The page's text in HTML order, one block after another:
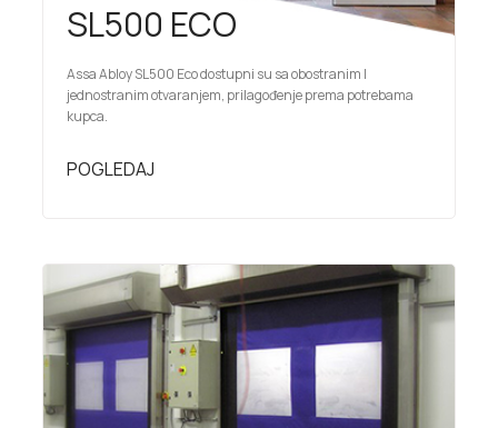
SL500 ECO
Assa Abloy SL500 Eco dostupni su sa obostranim I
jednostranim otvaranjem, prilagođenje prema potrebama
kupca.
POGLEDAJ